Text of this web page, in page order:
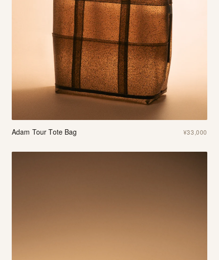
Adam Tour Tote Bag ¥33,000